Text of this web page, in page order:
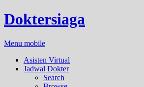
Doktersiaga
Menu mobile
Asisten Virtual
Jadwal Dokter
Search